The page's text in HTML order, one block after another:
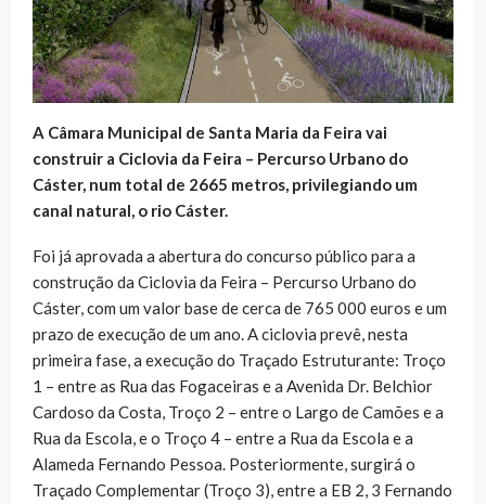
A Câmara Municipal de Santa Maria da Feira vai
construir a Ciclovia da Feira – Percurso Urbano do
Cáster, num total de 2665 metros, privilegiando um
canal natural, o rio Cáster.
Foi já aprovada a abertura do concurso público para a
construção da Ciclovia da Feira – Percurso Urbano do
Cáster, com um valor base de cerca de 765 000 euros e um
prazo de execução de um ano. A ciclovia prevê, nesta
primeira fase, a execução do Traçado Estruturante: Troço
1 – entre as Rua das Fogaceiras e a Avenida Dr. Belchior
Cardoso da Costa, Troço 2 – entre o Largo de Camões e a
Rua da Escola, e o Troço 4 – entre a Rua da Escola e a
Alameda Fernando Pessoa. Posteriormente, surgirá o
Traçado Complementar (Troço 3), entre a EB 2, 3 Fernando